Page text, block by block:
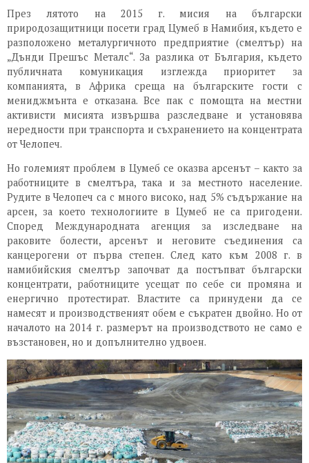
През лятото на 2015 г. мисия на български
природозащитници посети град Цумеб в Намибия, където е
разположено металургичното предприятие (смелтър) на
„Дънди Прешъс Металс“. За разлика от България, където
публичната комуникация изглежда приоритет за
компанията, в Африка среща на българските гости с
мениджмънта е отказана. Все пак с помощта на местни
активисти мисията извършва разследване и установява
нередности при транспорта и съхранението на концентрата
от Челопеч.
Но големият проблем в Цумеб се оказва арсенът – както за
работниците в смелтъра, така и за местното население.
Рудите в Челопеч са с много високо, над 5% съдържание на
арсен, за което технологиите в Цумеб не са пригодени.
Според Международната агенция за изследване на
раковите болести, арсенът и неговите съединения са
канцерогени от първа степен. След като към 2008 г. в
намибийския смелтър започват да постъпват български
концентрати, работниците усещат по себе си промяна и
енергично протестират. Властите са принудени да се
намесят и производственият обем е съкратен двойно. Но от
началото на 2014 г. размерът на производството не само е
възстановен, но и допълнително удвоен.